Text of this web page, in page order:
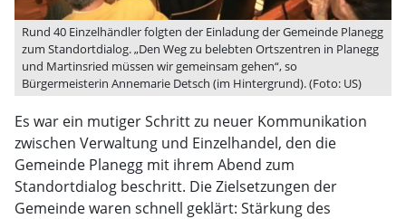
Rund 40 Einzelhändler folgten der Einladung der Gemeinde Planegg
zum Standortdialog. „Den Weg zu belebten Ortszentren in Planegg
und Martinsried müssen wir gemeinsam gehen“, so
Bürgermeisterin Annemarie Detsch (im Hintergrund). (Foto: US)
Es war ein mutiger Schritt zu neuer Kommunikation
zwischen Verwaltung und Einzelhandel, den die
Gemeinde Planegg mit ihrem Abend zum
Standortdialog beschritt. Die Zielsetzungen der
Gemeinde waren schnell geklärt: Stärkung des